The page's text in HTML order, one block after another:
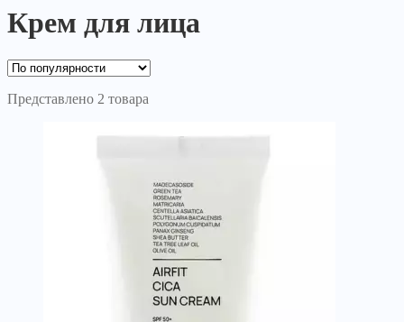
Крем для лица
Представлено 2 товара